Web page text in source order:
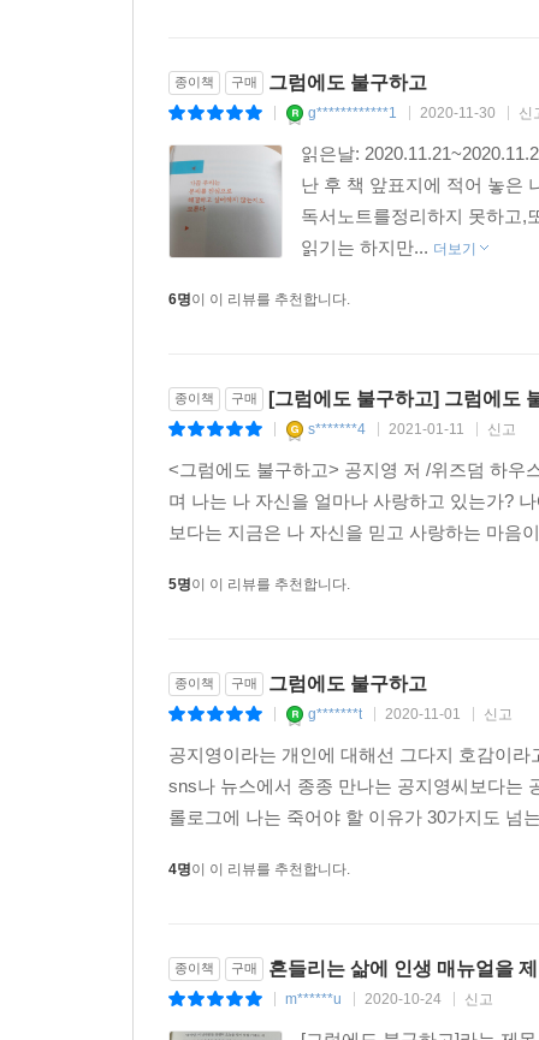
종이책 구매 그럼에도 불구하고
g************1 2020-11-30 신
읽은날:
난 후 책 앞표지에 적어 놓은
독서노트를정리하지 못하고,
읽기는 하지만... 더보기
6명이 이 리뷰를 추천합니다.
종이책 구매 [그럼에도 불구하고] 그럼에도
s*******4 2021-01-11 신고
<그럼에도 불구하고> 공지영 저 /위즈덤 하우
며 나는 나 자신을 얼마나 사랑하고 있는가?
보다는 지금은 나 자신을 믿고 사랑하는 마음
5명이 이 리뷰를 추천합니다.
종이책 구매 그럼에도 불구하고
g*******t 2020-11-01 신고
공지영이라는 개인에 대해선 그다지 호감이
sns나 뉴스에서 종종 만나는 공지영씨보다는
롤로그에 나는 죽어야 할 이유가 30가지도 넘
4명이 이 리뷰를 추천합니다.
종이책 구매 흔들리는 삶에 인생 매뉴얼을
m******u 2020-10-24 신고